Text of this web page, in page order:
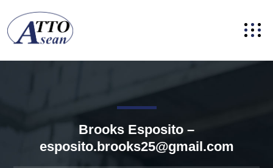
Brooks Esposito –
esposito.brooks25@gmail.com